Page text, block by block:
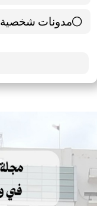
مدونات شخصية
21 ( 35 % )